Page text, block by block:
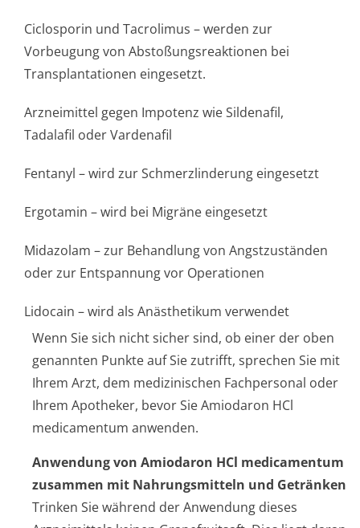
Ciclosporin und Tacrolimus – werden zur
Vorbeugung von Abstoßungsreak­tionen bei
Transplantationen eingesetzt.
Arzneimittel gegen Impotenz wie Sildenafil,
Tadalafil oder Vardenafil
Fentanyl – wird zur Schmerzlinderung eingesetzt
Ergotamin – wird bei Migräne eingesetzt
Midazolam – zur Behandlung von Angstzuständen
oder zur Entspannung vor Operationen
Lidocain – wird als Anästhetikum verwendet
Wenn Sie sich nicht sicher sind, ob einer der oben
genannten Punkte auf Sie zutrifft, sprechen Sie mit
Ihrem Arzt, dem medizinischen Fachpersonal oder
Ihrem Apotheker, bevor Sie Amiodaron HCl
medicamentum anwenden.
Anwendung von Amiodaron HCl medicamentum
zusammen mit Nahrungsmitteln und Getränken
Trinken Sie während der Anwendung dieses